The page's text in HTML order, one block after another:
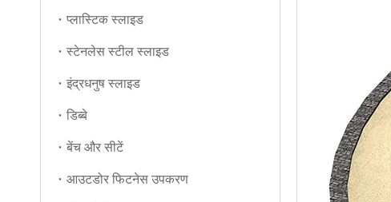
प्लास्टिक स्लाइड
स्टेनलेस स्टील स्लाइड
इंद्रधनुष स्लाइड
डिब्बे
बेंच और सीटें
आउटडोर फिटनेस उपकरण